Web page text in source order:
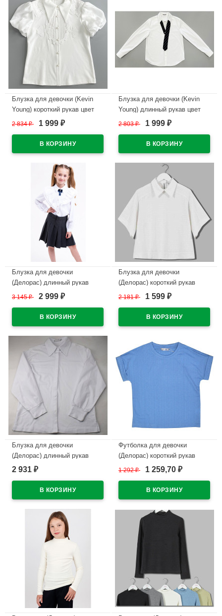
Блузка для девочки (Kevin
Young) короткий рукав цвет
белый арт.R105141
2 834₽ 1 999 ₽
Блузка для девочки (Kevin
Young) длинный рукав цвет
белый арт.R105919
2 803₽ 1 999 ₽
Блузка для девочки
(Делорас) длинный рукав
цвет белый арт.63494C
3 145₽ 2 999 ₽
Блузка для девочки
(Делорас) короткий рукав
цвет белый арт.63878ZS
2 181₽ 1 599 ₽
Блузка для девочки
(Делорас) длинный рукав
цвет белый арт.63981С
2 931 ₽
Футболка для девочки
(Делорас) короткий рукав
цвет голубой арт.64007ZS
1 292₽ 1 259,70 ₽